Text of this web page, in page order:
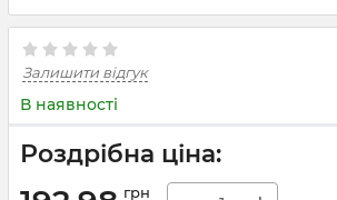
Залишити відгук
В наявності
Роздрібна ціна:
грн